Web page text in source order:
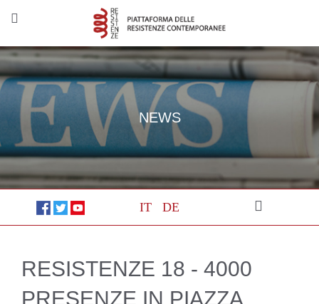
NEWS
IT DE
RESISTENZE 18 - 4000
PRESENZE IN PIAZZA